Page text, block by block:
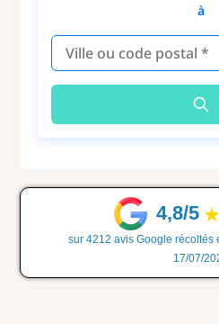
à
4,8/5
sur 4212 avis Google récoltés
17/07/